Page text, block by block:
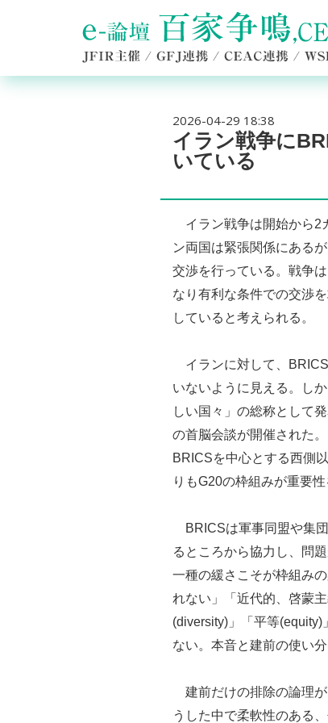
2026-04-29 18:38
イラン戦争に
いている
イラン戦争は開始から2
ン両国は緊張関係にある
交渉を行っている。戦争
なり有利な条件での交渉
していると考えられる。
イランに対して、
いないように見える。し
しい国々」の総称として
の首脳会談が開催された
BRICSを中心とする西側
りもG20の枠組みが重要
BRICSは軍事同盟や集
るところから協力し、問
一種の緩さこそが枠組み
れない」「近代的、啓蒙
(diversity)」「平等
ない。本音と建前の使い
建前だけの排除の論理が
うした中で柔軟性のある